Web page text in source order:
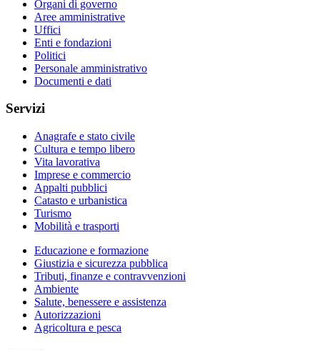
Organi di governo
Aree amministrative
Uffici
Enti e fondazioni
Politici
Personale amministrativo
Documenti e dati
Servizi
Anagrafe e stato civile
Cultura e tempo libero
Vita lavorativa
Imprese e commercio
Appalti pubblici
Catasto e urbanistica
Turismo
Mobilità e trasporti
Educazione e formazione
Giustizia e sicurezza pubblica
Tributi, finanze e contravvenzioni
Ambiente
Salute, benessere e assistenza
Autorizzazioni
Agricoltura e pesca